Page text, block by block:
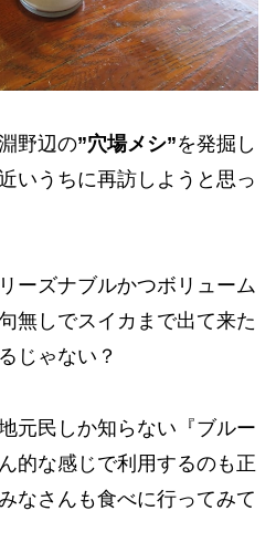
野辺の”穴場メシ”を発掘し
いうちに再訪しようと思っ
ーズナブルかつボリューム
無しでスイカまで出て来た
じゃない？
元民しか知らない『ブルー
的な感じで利用するのも正
なさんも食べに行ってみて